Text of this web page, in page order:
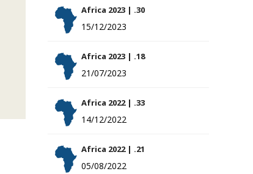
Africa 2023 | .30
15/12/2023
Africa 2023 | .18
21/07/2023
Africa 2022 | .33
14/12/2022
Africa 2022 | .21
05/08/2022